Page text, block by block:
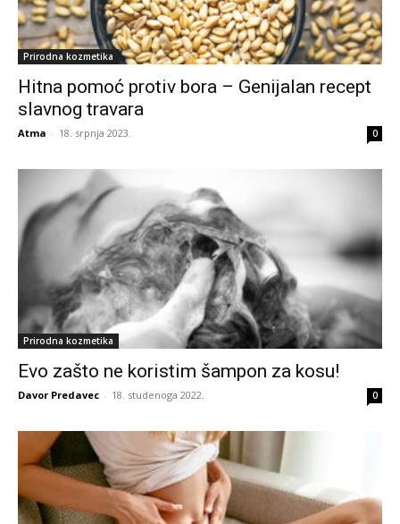
Prirodna kozmetika
Hitna pomoć protiv bora – Genijalan recept
slavnog travara
Atma - 18. srpnja 2023. 0
Prirodna kozmetika
Evo zašto ne koristim šampon za kosu!
Davor Predavec - 18. studenoga 2022. 0